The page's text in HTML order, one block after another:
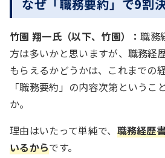
なぜ「職務要約」で9割
竹園 翔一氏（以下、竹園）：職務
方は多いかと思いますが、職務経
もらえるかどうかは、これまでの
「職務要約」の内容次第というこ
か。
理由はいたって単純で、 職務経歴
いるからです。